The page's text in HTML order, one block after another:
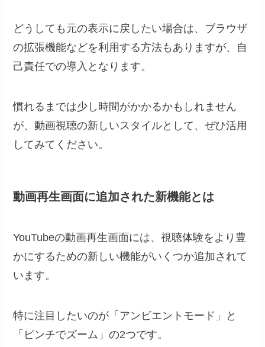
どうしても元の表示に戻したい場合は、ブラウザ
の拡張機能などを利用する方法もありますが、自
己責任での導入となります。
慣れるまでは少し時間がかかるかもしれません
が、動画視聴の新しいスタイルとして、ぜひ活用
してみてください。
動画再生画面に追加された新機能とは
YouTubeの動画再生画面には、視聴体験をより豊
かにするための新しい機能がいくつか追加されて
います。
特に注目したいのが「アンビエントモード」と
「ピンチでズーム」の2つです。